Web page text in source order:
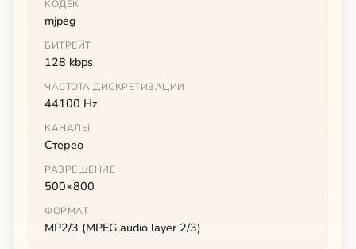
КОДЕК
mjpeg
БИТРЕЙТ
128 kbps
ЧАСТОТА ДИСКРЕТИЗАЦИИ
44100 Hz
КАНАЛЫ
Стерео
РАЗРЕШЕНИЕ
500×800
ФОРМАТ
MP2/3 (MPEG audio layer 2/3)